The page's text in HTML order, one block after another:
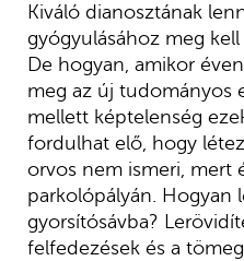
Kiváló dianosztának
gyógyulásához meg
De hogyan, amikor
meg az új tudományos
mellett képtelenség
fordulhat elő, hogy
orvos nem ismeri, mert
parkolópályán. Hogyan
gyorsítósávba?
felfedezések és a